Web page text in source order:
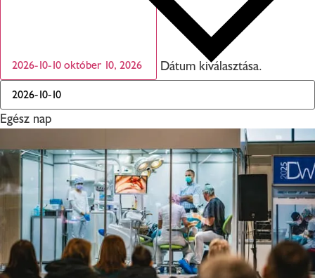
2026-10-10 október 10, 2026 Dátum kiválasztása.
Egész nap